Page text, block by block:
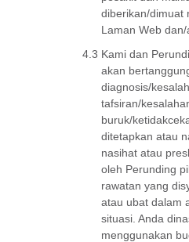
diberikan/dimuat
Laman Web dan/
4.3 Kami dan
akan
diagnosis/
tafsiran/
buruk/
ditetapkan atau
nasihat atau
oleh Perunding
rawatan yang
atau ubat dalam
situasi. Anda
menggunakan